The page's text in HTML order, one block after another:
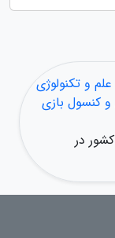
علم و تکنولوژی
و کنسول بازی
نسخه کامپیوتر گوست آو سوشیما در 180 کشور در